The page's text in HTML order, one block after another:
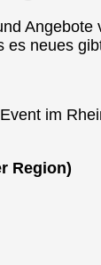
es neues
im
Region)